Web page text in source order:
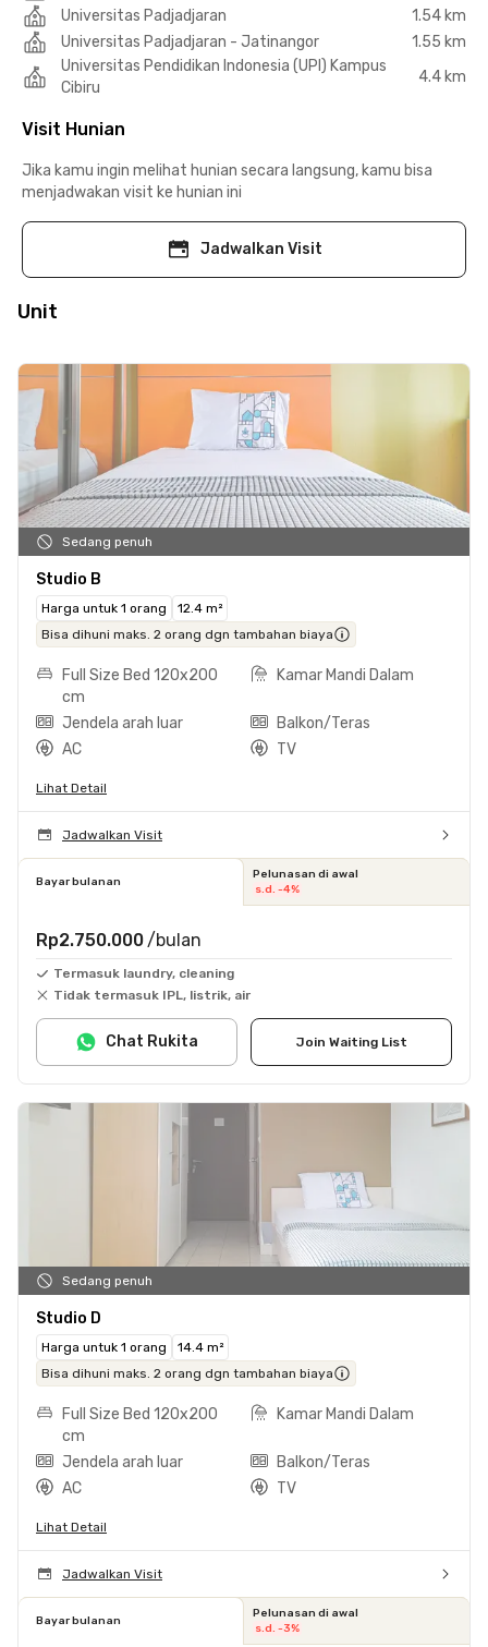
Universitas Padjadjaran
1.54 km
Universitas Padjadjaran - Jatinangor
1.55 km
Universitas Pendidikan Indonesia (UPI) Kampus
Cibiru
4.4 km
Visit Hunian
Jika kamu ingin melihat hunian secara langsung, kamu bisa
menjadwakan visit ke hunian ini
Jadwalkan Visit
Unit
Sedang penuh
Studio B
Harga untuk 1 orang
12.4 m²
Bisa dihuni maks. 2 orang dgn tambahan biaya
Full Size Bed 120x200
cm
Kamar Mandi Dalam
Jendela arah luar
Balkon/Teras
AC
TV
Lihat Detail
Jadwalkan Visit
Bayar bulanan
Pelunasan di awal
s.d. -4%
Rp2.750.000 /bulan
Termasuk laundry, cleaning
Tidak termasuk IPL, listrik, air
Join Waiting List
Chat Rukita
Sedang penuh
Studio D
Harga untuk 1 orang
14.4 m²
Bisa dihuni maks. 2 orang dgn tambahan biaya
Full Size Bed 120x200
cm
Kamar Mandi Dalam
Jendela arah luar
Balkon/Teras
AC
TV
Lihat Detail
Jadwalkan Visit
Bayar bulanan
Pelunasan di awal
s.d. -3%